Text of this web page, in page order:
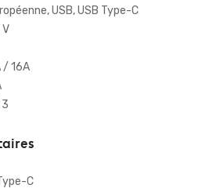
USB, USB Type-C
/ 16A
C